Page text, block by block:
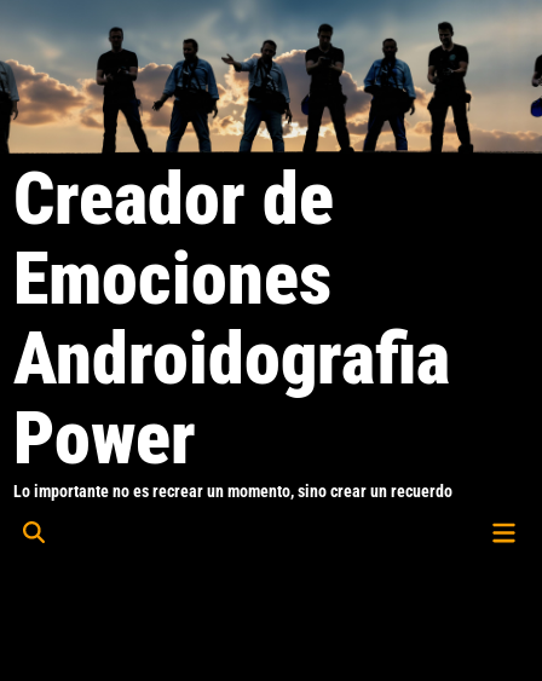
al
contenido
Creador de
Emociones
Androidografia
Power
Lo importante no es recrear un momento, sino crear un recuerdo
Abrir